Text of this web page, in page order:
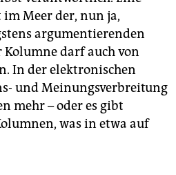
Meer der, nun ja,
argumentierenden
darf auch von
In der elektronischen
und Meinungsverbreitung
mehr – oder es gibt
was in etwa auf